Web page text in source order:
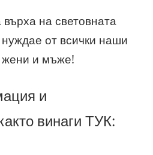
на световната
нуждае от всички наши
жени и мъже!
и
винаги ТУК: